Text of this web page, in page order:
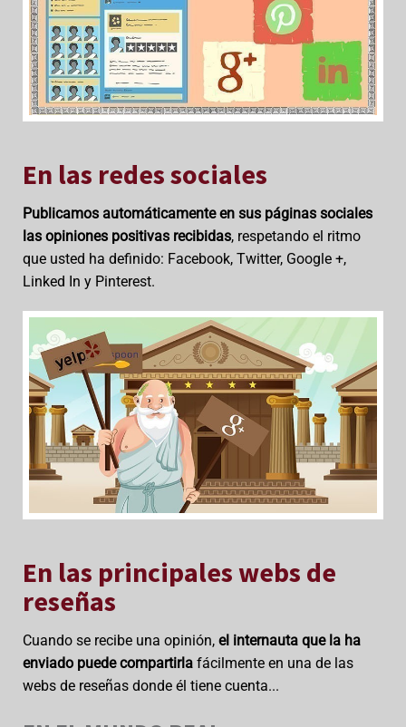
En las redes sociales
Publicamos automáticamente en sus páginas sociales
las opiniones positivas recibidas, respetando el ritmo
que usted ha definido: Facebook, Twitter, Google +,
Linked In y Pinterest.
En las principales webs de
reseñas
Cuando se recibe una opinión, el internauta que la ha
enviado puede compartirla fácilmente en una de las
webs de reseñas donde él tiene cuenta...